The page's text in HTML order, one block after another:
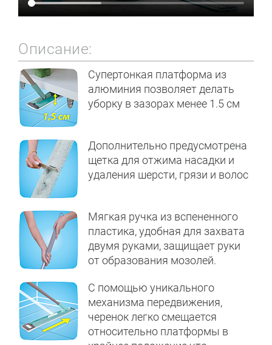
Описание:
Супертонкая платформа из
алюминия позволяет делать
уборку в зазорах менее 1.5 см
Дополнительно предусмотрена
щетка для отжима насадки и
удаления шерсти, грязи и волос
Мягкая ручка из вспененного
пластика, удобная для захвата
двумя руками, защищает руки
от образования мозолей.
С помощью уникального
механизма передвижения,
черенок легко смещается
относительно платформы в